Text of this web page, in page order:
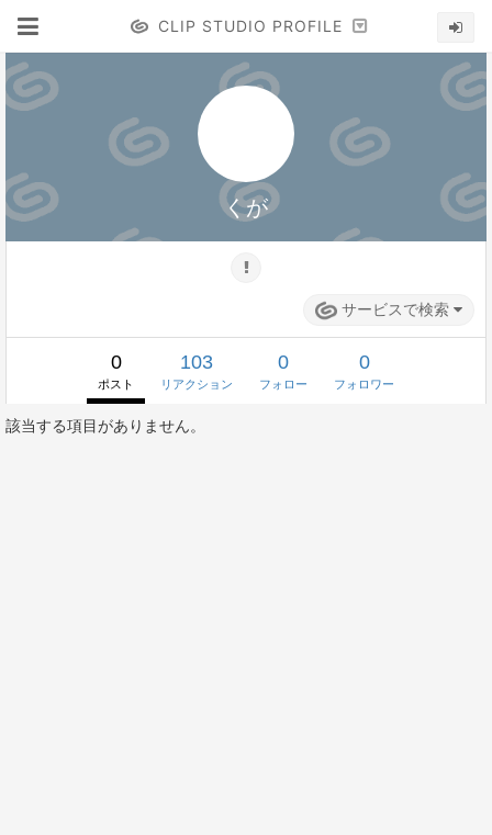
CLIP STUDIO PROFILE
くが
サービスで検索
0
ポスト
103
リアクション
0
フォロー
0
フォロワー
該当する項目がありません。